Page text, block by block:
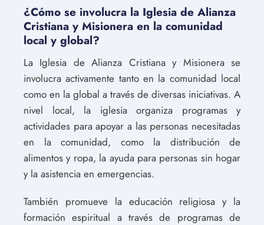
¿Cómo se involucra la Iglesia de Alianza
Cristiana y Misionera en la comunidad
local y global?
La Iglesia de Alianza Cristiana y Misionera se
involucra activamente tanto en la comunidad local
como en la global a través de diversas iniciativas. A
nivel local, la iglesia organiza programas y
actividades para apoyar a las personas necesitadas
en la comunidad, como la distribución de
alimentos y ropa, la ayuda para personas sin hogar
y la asistencia en emergencias.
También promueve la educación religiosa y la
formación espiritual a través de programas de